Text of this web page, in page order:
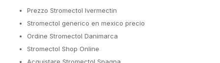
Prezzo Stromectol Ivermectin
Stromectol generico en mexico precio
Ordine Stromectol Danimarca
Stromectol Shop Online